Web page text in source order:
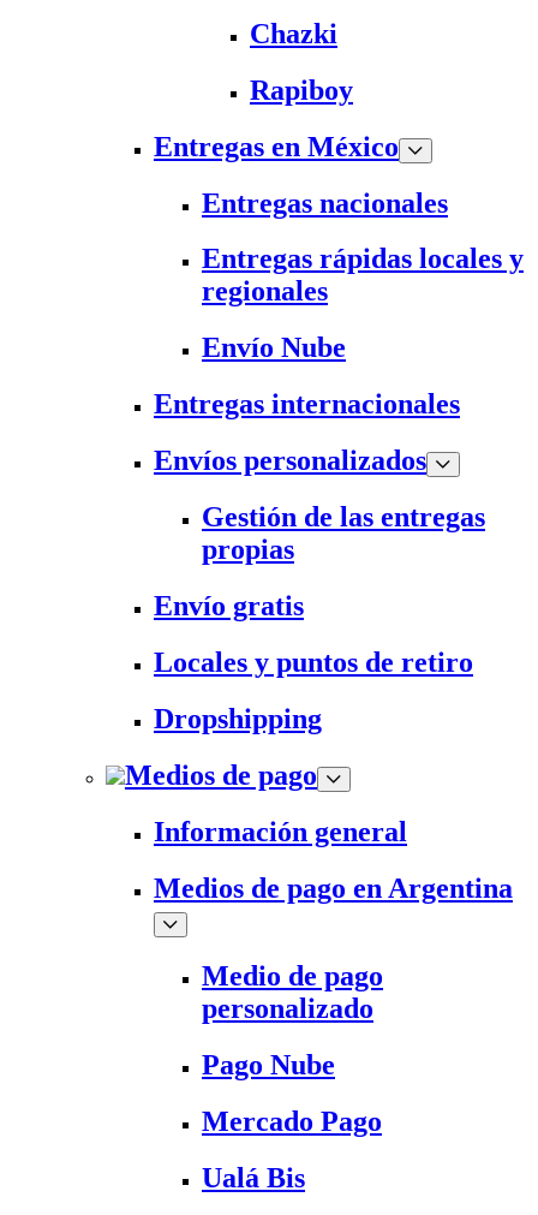
Chazki
Rapiboy
Entregas en México
Entregas nacionales
Entregas rápidas locales y
regionales
Envío Nube
Entregas internacionales
Envíos personalizados
Gestión de las entregas
propias
Envío gratis
Locales y puntos de retiro
Dropshipping
Medios de pago
Información general
Medios de pago en Argentina
Medio de pago
personalizado
Pago Nube
Mercado Pago
Ualá Bis